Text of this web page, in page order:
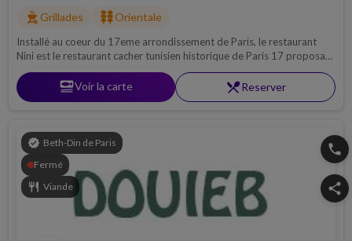
outdoor_grill Grillades kebab_diningOrientale
Installé au coeur du 17eme arrondissement de Paris, le restaurant
Nini est le restaurant cacher tunisien historique de Paris 17 proposant
de véritables spécialités tunisiennes.
set_mealVoir la carte restaurant_menuReserver
verified Beth-Din de Paris
Fermé
restaurant Viande
phone
share